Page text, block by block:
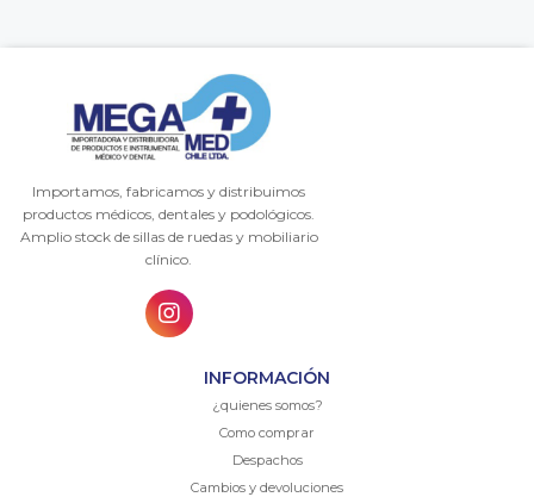
Importamos, fabricamos y distribuimos
productos médicos, dentales y podológicos.
Amplio stock de sillas de ruedas y mobiliario
clínico.
INFORMACIÓN
¿quienes somos?
Como comprar
Despachos
Cambios y devoluciones